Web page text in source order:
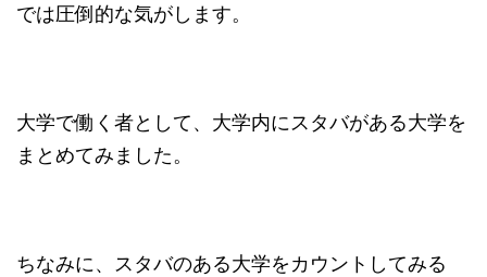
では圧倒的な気がします。
大学で働く者として、大学内にスタバがある大学を
まとめてみました。
ちなみに、スタバのある大学をカウントしてみる